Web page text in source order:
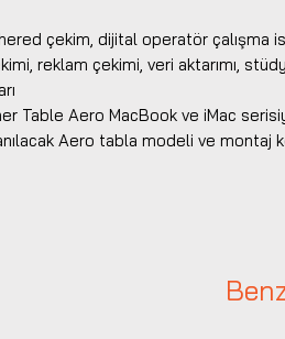
çekim, dijital operatör çalışma
reklam çekimi, veri aktarımı,
Table Aero MacBook ve iMac
Aero tabla modeli ve montaj